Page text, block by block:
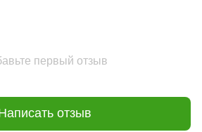
первый отзыв
отзыв